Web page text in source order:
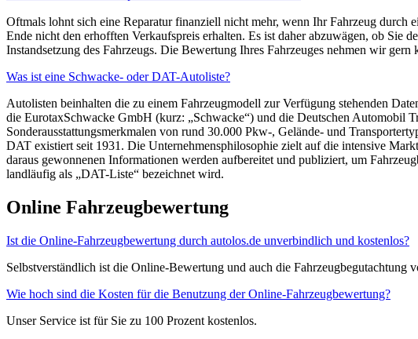
Oftmals lohnt sich eine Reparatur finanziell nicht mehr, wenn Ihr Fahrzeug
Ende nicht den erhofften Verkaufspreis erhalten. Es ist daher abzuwägen, ob Sie
Instandsetzung des Fahrzeugs. Die Bewertung Ihres Fahrzeuges nehmen wir
Was ist eine Schwacke- oder DAT-Autoliste?
Autolisten beinhalten die zu einem Fahrzeugmodell zur Verfügung stehenden
die EurotaxSchwacke GmbH (kurz: „Schwacke“) und die Deutschen Automobil
Sonderausstattungsmerkmalen von rund 30.000 Pkw-, Gelände- und
DAT existiert seit 1931. Die Unternehmensphilosophie zielt auf die intensive
daraus gewonnenen Informationen werden aufbereitet und publiziert, um
landläufig als „DAT-Liste“ bezeichnet wird.
Online Fahrzeugbewertung
Ist die Online-Fahrzeugbewertung durch autolos.de unverbindlich und kostenlos?
Selbstverständlich ist die Online-Bewertung und auch die
Wie hoch sind die Kosten für die Benutzung der Online-Fahrzeugbewertung?
Unser Service ist für Sie zu 100 Prozent kostenlos.